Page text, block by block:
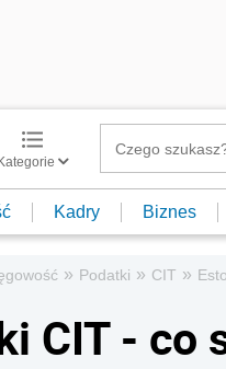
Kategorie
Kadry Biznes
» Podatki » CIT »
CIT - co